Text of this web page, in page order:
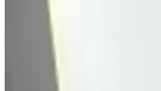
Demostración 1 - 2 de 2 Autos
Buscar todos los autos